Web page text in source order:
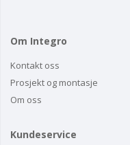
Om Integro
Kontakt oss
Prosjekt og montasje
Om oss
Kundeservice